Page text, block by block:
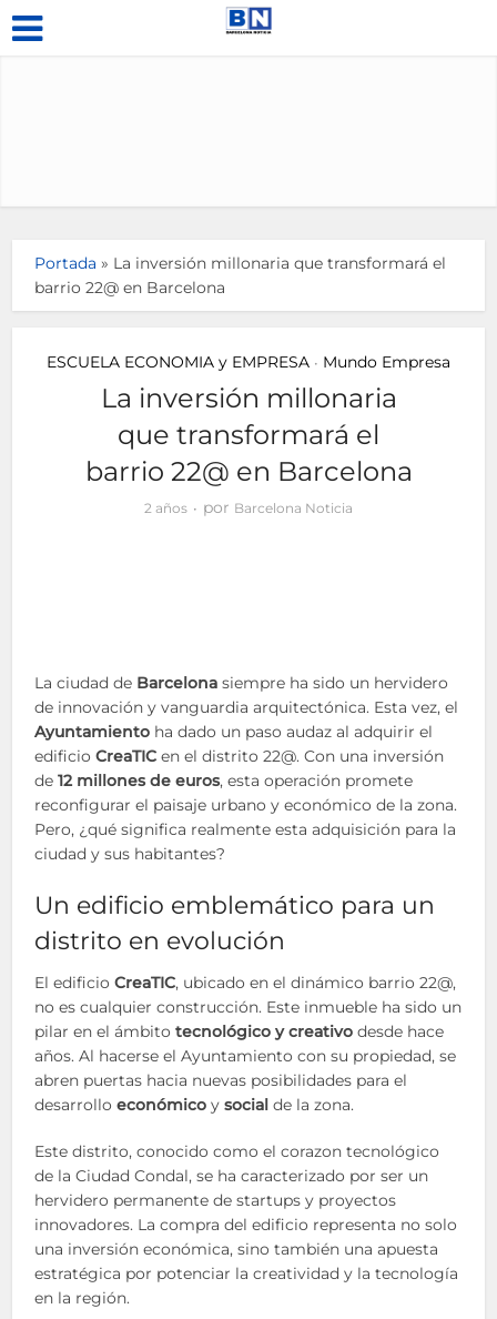
Portada » La inversión millonaria que transformará el
barrio 22@ en Barcelona
ESCUELA ECONOMIA y EMPRESA • Mundo Empresa
La inversión millonaria
que transformará el
barrio 22@ en Barcelona
2 años por Barcelona Noticia
La ciudad de Barcelona siempre ha sido un hervidero
de innovación y vanguardia arquitectónica. Esta vez, el
Ayuntamiento ha dado un paso audaz al adquirir el
edificioCreaTIC en el distrito 22@. Con una inversión
de12 millones de euros, esta operación promete
reconfigurar el paisaje urbano y económico de la zona.
Pero, ¿qué significa realmente esta adquisición para la
ciudad y sus habitantes?
Un edificio emblemático para un
distrito en evolución
El edificioCreaTIC, ubicado en el dinámico barrio 22@,
no es cualquier construcción. Este inmueble ha sido un
pilar en el ámbitotecnológico y creativo desde hace
años. Al hacerse el Ayuntamiento con su propiedad, se
abren puertas hacia nuevas posibilidades para el
desarrolloeconómico ysocial de la zona.
Este distrito, conocido como el corazon tecnológico
de la Ciudad Condal, se ha caracterizado por ser un
hervidero permanente de startups y proyectos
innovadores. La compra del edificio representa no solo
una inversión económica, sino también una apuesta
estratégica por potenciar la creatividad y la tecnología
en la región.